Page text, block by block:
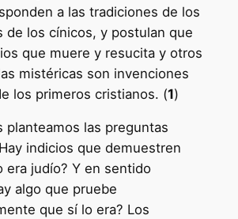
a las tradiciones de los
de los cínicos, y postulan que
que muere y resucita y otros
mistéricas son invenciones
los primeros cristianos. (1)
planteamos las preguntas
indicios que demuestren
era judío? Y en sentido
algo que pruebe
que sí lo era? Los